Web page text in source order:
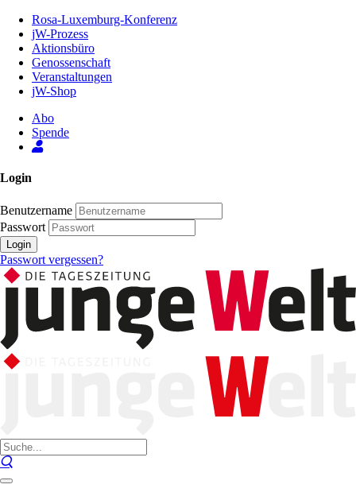
Inhalt
Seite
Rosa-Luxemburg-Konferenz
jW-Prozess
Aktionsbüro
Genossenschaft
Veranstaltungen
jW-Shop
Abo
Spende
Login
Benutzername
Passwort
Login
Passwort vergessen?